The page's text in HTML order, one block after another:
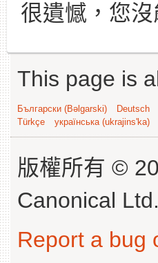
很遺憾，您
This page is
Български (Bəlgarski) Deutsch
Türkçe
українська (ukrajins'ka)
版權所有 ©
Canonical
Report a bug